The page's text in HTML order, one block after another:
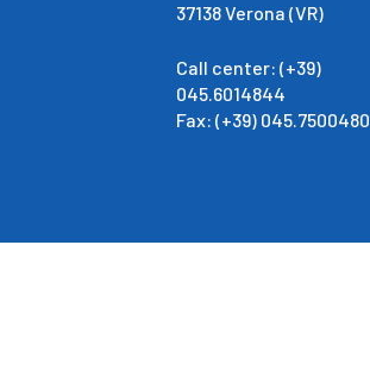
37138 Verona (VR)
Call center: (+39)
045.6014844
Fax: (+39) 045.7500480